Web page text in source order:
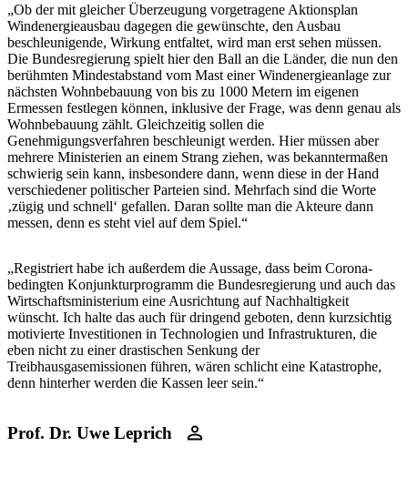
„Ob der mit gleicher Überzeugung vorgetragene Aktionsplan
Windenergieausbau dagegen die gewünschte, den Ausbau
beschleunigende, Wirkung entfaltet, wird man erst sehen müssen.
Die Bundesregierung spielt hier den Ball an die Länder, die nun den
berühmten Mindestabstand vom Mast einer Windenergieanlage zur
nächsten Wohnbebauung von bis zu 1000 Metern im eigenen
Ermessen festlegen können, inklusive der Frage, was denn genau als
Wohnbebauung zählt. Gleichzeitig sollen die
Genehmigungsverfahren beschleunigt werden. Hier müssen aber
mehrere Ministerien an einem Strang ziehen, was bekanntermaßen
schwierig sein kann, insbesondere dann, wenn diese in der Hand
verschiedener politischer Parteien sind. Mehrfach sind die Worte
‚zügig und schnell‘ gefallen. Daran sollte man die Akteure dann
messen, denn es steht viel auf dem Spiel.“
„Registriert habe ich außerdem die Aussage, dass beim Corona-
bedingten Konjunkturprogramm die Bundesregierung und auch das
Wirtschaftsministerium eine Ausrichtung auf Nachhaltigkeit
wünscht. Ich halte das auch für dringend geboten, denn kurzsichtig
motivierte Investitionen in Technologien und Infrastrukturen, die
eben nicht zu einer drastischen Senkung der
Treibhausgasemissionen führen, wären schlicht eine Katastrophe,
denn hinterher werden die Kassen leer sein.“
Prof. Dr. Uwe Leprich